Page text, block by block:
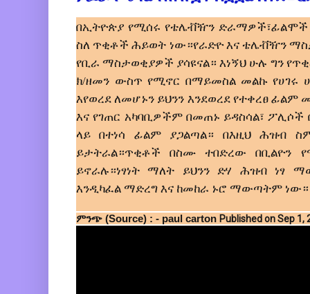
በኢትዮጵያ የሚሰሩ የቴሌቭዥን ድራማዎች፣ፊልሞች
ስለ ጥቂቶች ሕይወት ነው።የራድዮ እና ቴሌቭዥን
የቢራ ማስታወቂያዎች ያሳዩናል። እነኝህ ሁሉ ግን
ክ/ዘመን ውስጥ የሚኖር በማይመስል መልኩ የሀገሩ
እየወረደ ለመሆኑን ይህንን እንደወረደ የተቀረፀ
እና የገጠር አካባቢዎችም በመጠኑ ይዳስሳል፣
ላይ በተነሳ ፊልም ያጋልጣል። በእዚህ ሕዝብ
ይታትራል።ጥቂቶች በስሙ ተበድረው በቢልዮን
ይኖራሉ።ነፃነት ማለት ይህንን ድሃ ሕዝብ ነፃ
እንዲካፈል ማድረግ እና ከመከራ ኑሮ ማውጣትም
ምንጭ (Source) : - paul carton Published on Sep 1,